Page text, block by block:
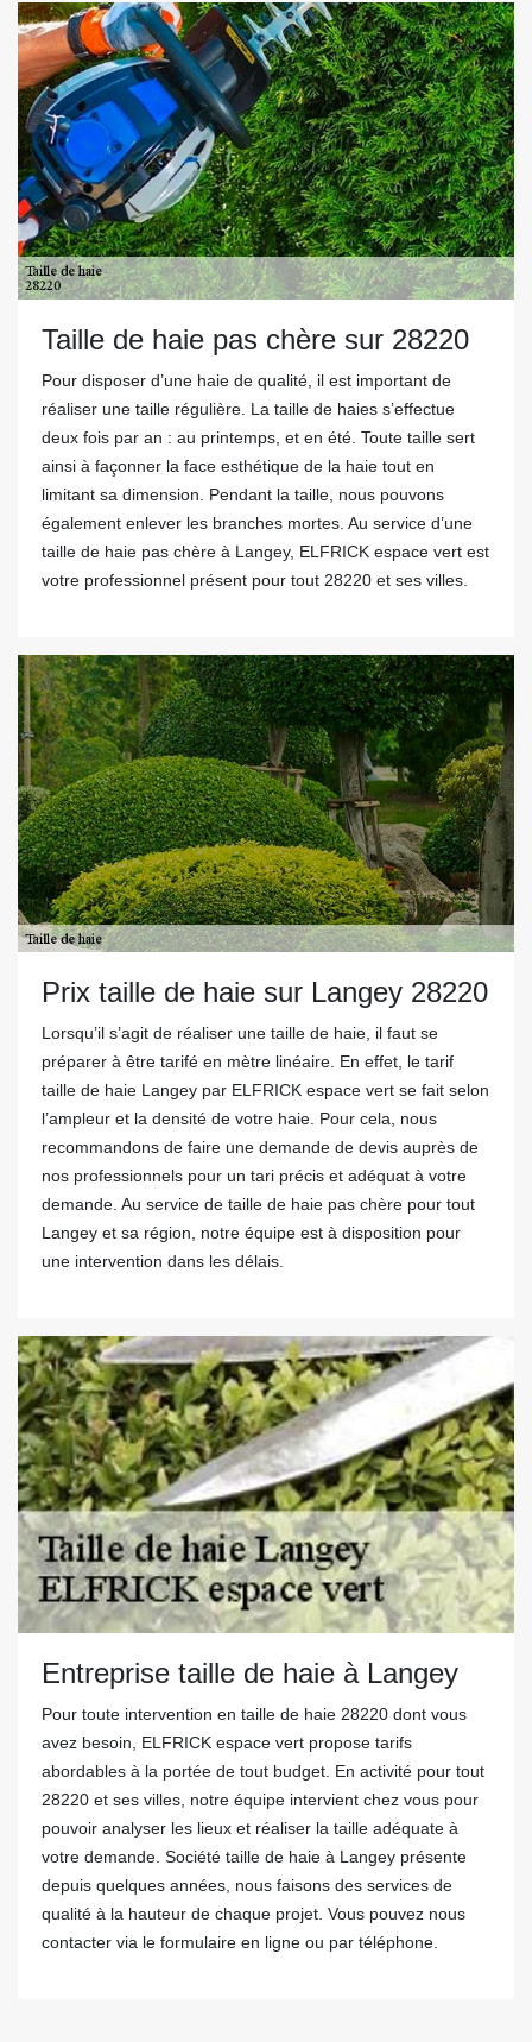
Taille de haie pas chère sur 28220
Pour disposer d’une haie de qualité, il est important de
réaliser une taille régulière. La taille de haies s’effectue
deux fois par an : au printemps, et en été. Toute taille sert
ainsi à façonner la face esthétique de la haie tout en
limitant sa dimension. Pendant la taille, nous pouvons
également enlever les branches mortes. Au service d’une
taille de haie pas chère à Langey, ELFRICK espace vert est
votre professionnel présent pour tout 28220 et ses villes.
Prix taille de haie sur Langey 28220
Lorsqu’il s’agit de réaliser une taille de haie, il faut se
préparer à être tarifé en mètre linéaire. En effet, le tarif
taille de haie Langey par ELFRICK espace vert se fait selon
l’ampleur et la densité de votre haie. Pour cela, nous
recommandons de faire une demande de devis auprès de
nos professionnels pour un tari précis et adéquat à votre
demande. Au service de taille de haie pas chère pour tout
Langey et sa région, notre équipe est à disposition pour
une intervention dans les délais.
Entreprise taille de haie à Langey
Pour toute intervention en taille de haie 28220 dont vous
avez besoin, ELFRICK espace vert propose tarifs
abordables à la portée de tout budget. En activité pour tout
28220 et ses villes, notre équipe intervient chez vous pour
pouvoir analyser les lieux et réaliser la taille adéquate à
votre demande. Société taille de haie à Langey présente
depuis quelques années, nous faisons des services de
qualité à la hauteur de chaque projet. Vous pouvez nous
contacter via le formulaire en ligne ou par téléphone.